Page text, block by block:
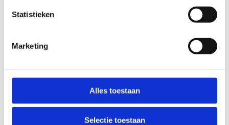
Statistieken
Marketing
Alles toestaan
Selectie toestaan
Heide 40 9968